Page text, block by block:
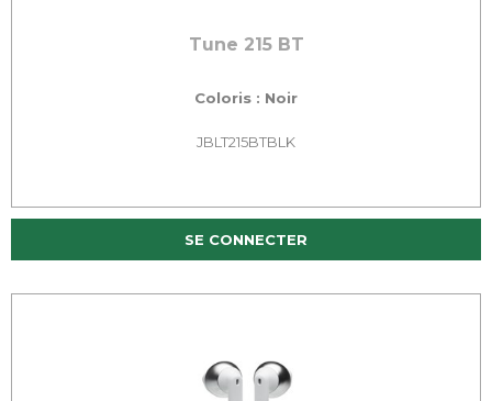
Tune 215 BT
Coloris : Noir
JBLT215BTBLK
SE CONNECTER